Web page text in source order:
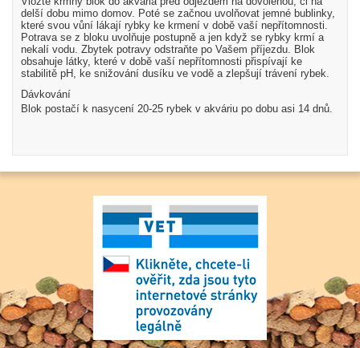
delší dobu mimo domov. Poté se začnou uvolňovat jemné bublinky,
které svou vůní lákají rybky ke krmení v době vaší nepřítomnosti.
Potrava se z bloku uvolňuje postupně a jen když se rybky krmí a
nekalí vodu. Zbytek potravy odstraňte po Vašem příjezdu. Blok
obsahuje látky, které v době vaší nepřítomnosti přispívají ke
stabilitě pH, ke snižování dusíku ve vodě a zlepšují trávení rybek.
Dávkování
Blok postačí k nasycení 20-25 rybek v akváriu po dobu asi 14 dnů.